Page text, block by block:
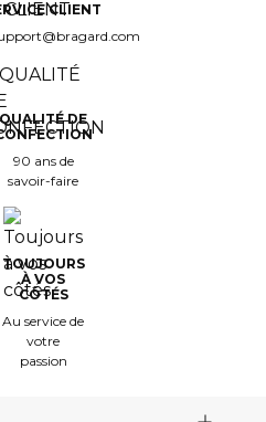
CLIENT
QUALITÉ DE
90 ans de
savoir-faire
TOUJOURS
À VOS
CÔTÉS
Au service de
votre
passion